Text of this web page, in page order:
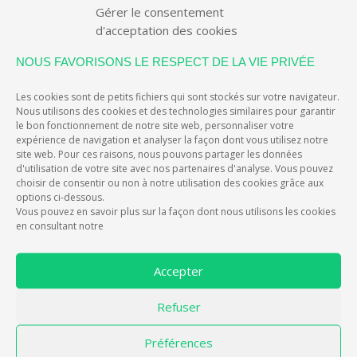
Gérer le consentement
d'acceptation des cookies
NOUS FAVORISONS LE RESPECT DE LA VIE PRIVÉE
Les cookies sont de petits fichiers qui sont stockés sur votre navigateur.
Nous utilisons des cookies et des technologies similaires pour garantir
le bon fonctionnement de notre site web, personnaliser votre
expérience de navigation et analyser la façon dont vous utilisez notre
site web. Pour ces raisons, nous pouvons partager les données
d'utilisation de votre site avec nos partenaires d'analyse. Vous pouvez
choisir de consentir ou non à notre utilisation des cookies grâce aux
options ci-dessous.
Vous pouvez en savoir plus sur la façon dont nous utilisons les cookies
en consultant notre
Accepter
Refuser
Préférences
e
t
i
EIVER, L'APP QUI RÉCOMPENSE LES